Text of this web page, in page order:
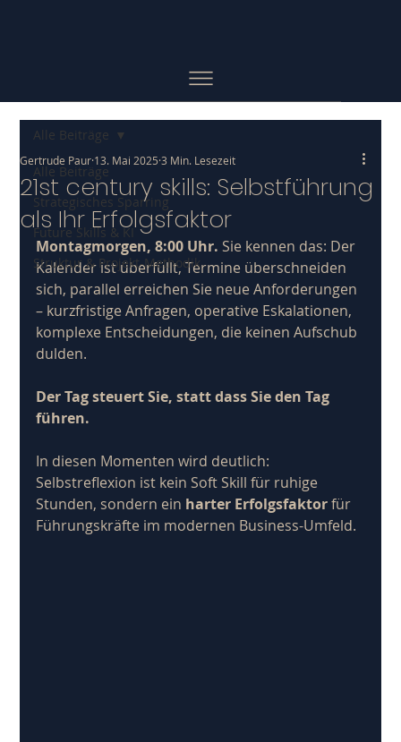
Alle Beiträge
Strategisches Sparring
Future Skills & KI
Struktur & Projekt-Methodik
Alle Beiträge
21st century skills: Selbstführung
als Ihr Erfolgsfaktor
Gertrude Paur 13. Mai 2025 3 Min. Lesezeit
Montagmorgen, 8:00 Uhr. Sie kennen das: Der
Kalender ist überfüllt, Termine überschneiden
sich, parallel erreichen Sie neue Anforderungen
– kurzfristige Anfragen, operative Eskalationen,
komplexe Entscheidungen, die keinen Aufschub
dulden.
Der Tag steuert Sie, statt dass Sie den Tag
führen.
In diesen Momenten wird deutlich:
Selbstreflexion ist kein Soft Skill für ruhige
Stunden, sondern ein harter Erfolgsfaktor für
Führungskräfte im modernen Business-Umfeld.